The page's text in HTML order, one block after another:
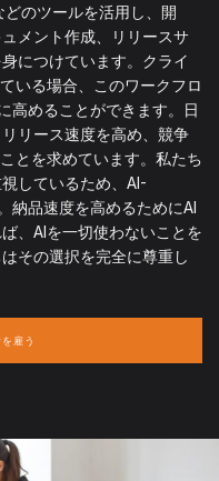
のツールを活用し、開
メント作成、リリースサ
につけています。クライ
いる場合、このワークフロ
高めることができます。日
リース速度を高め、競争
とを求めています。私たち
しているため、AI-
納品速度を高めるためにAI
、AIを一切使わないことを
その選択を完全に尊重し
雇う